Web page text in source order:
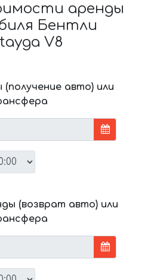
аренды
Бентли
V8
авто) или
(возврат авто) или